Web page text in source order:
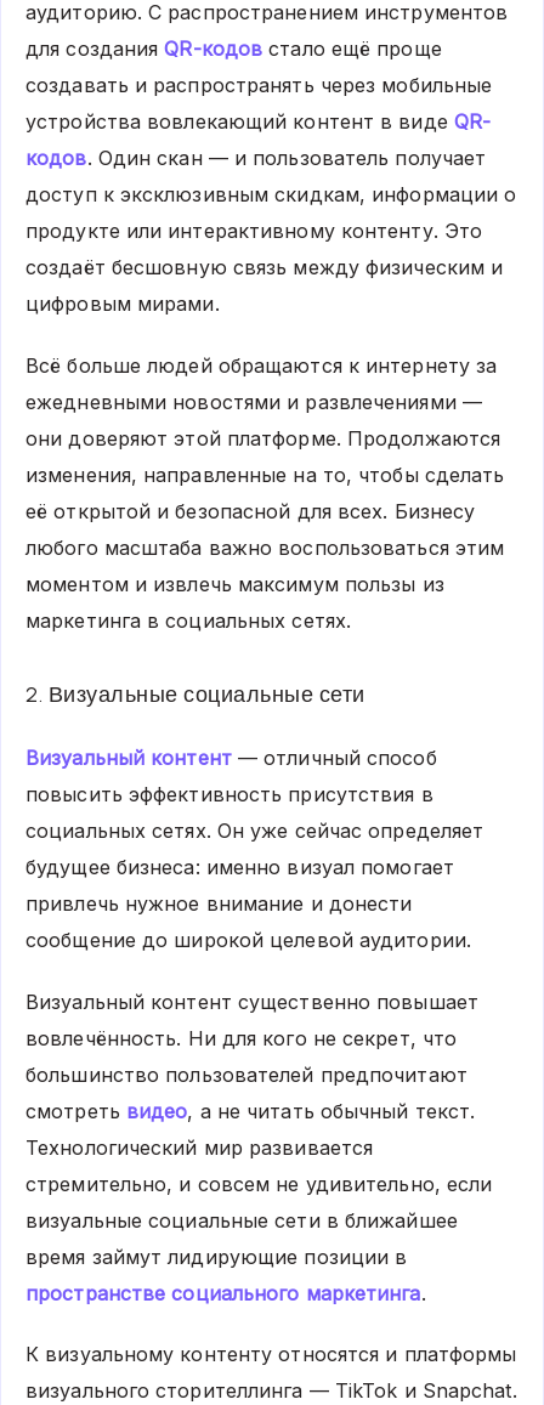
аудиторию. С распространением инструментов
для созданияQR-кодов стало ещё проще
создавать и распространять через мобильные
устройства вовлекающий контент в виде QR-
кодов. Один скан — и пользователь получает
доступ к эксклюзивным скидкам, информации о
продукте или интерактивному контенту. Это
создаёт бесшовную связь между физическим и
цифровым мирами.
Всё больше людей обращаются к интернету за
ежедневными новостями и развлечениями —
они доверяют этой платформе. Продолжаются
изменения, направленные на то, чтобы сделать
её открытой и безопасной для всех. Бизнесу
любого масштаба важно воспользоваться этим
моментом и извлечь максимум пользы из
маркетинга в социальных сетях.
2. Визуальные социальные сети
Визуальный контент— отличный способ
повысить эффективность присутствия в
социальных сетях. Он уже сейчас определяет
будущее бизнеса: именно визуал помогает
привлечь нужное внимание и донести
сообщение до широкой целевой аудитории.
Визуальный контент существенно повышает
вовлечённость. Ни для кого не секрет, что
большинство пользователей предпочитают
смотреть видео, а не читать обычный текст.
Технологический мир развивается
стремительно, и совсем не удивительно, если
визуальные социальные сети в ближайшее
время займут лидирующие позиции в
пространстве социального маркетинга.
К визуальному контенту относятся и платформы
визуального сторителлинга — TikTok и Snapchat.